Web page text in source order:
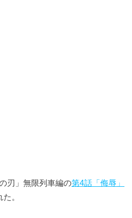
刃」無限列車編の第4話「侮辱」
。